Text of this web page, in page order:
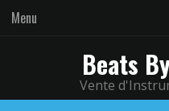
Menu
Beats
Vente